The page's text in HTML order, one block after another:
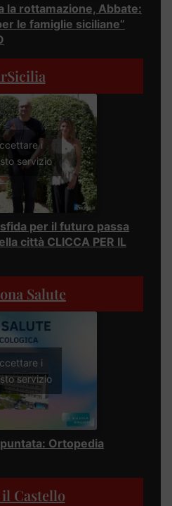
la rottamazione, Abbate:
le famiglie siciliane”
i
servizio
per il futuro passa
città CLICCA PER IL
Salute
i
servizio
Ortopedia
Castello